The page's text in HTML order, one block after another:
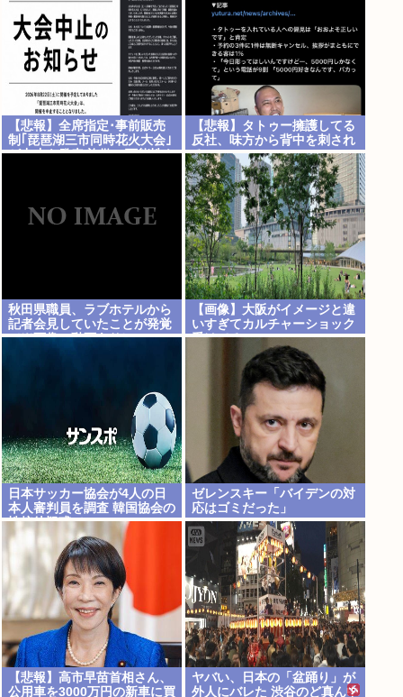
【悲報】全席指定･事前販売
制｢琵琶湖三市同時花火大会｣
が中止を発表 詐欺の可能性も
【悲報】タトゥー擁護してる
反社、味方から背中を刺され
る
秋田県職員、ラブホテルから
記者会見していたことが発覚
（※画像・動画あり）
【画像】大阪がイメージと違
いすぎてカルチャーショック
受けてる
日本サッカー協会が4人の日
本人審判員を調査 韓国協会の
性接待疑惑で
ゼレンスキー「バイデンの対
応はゴミだった」
【悲報】高市早苗首相さん、
公用車を3000万円の新車に買
ヤバい、日本の「盆踊り」が
外人にバレた 渋谷のど真ん中